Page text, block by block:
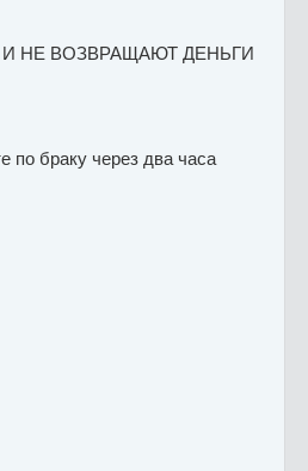
НЕ ВОЗВРАЩАЮТ ДЕНЬГИ
по браку через два часа